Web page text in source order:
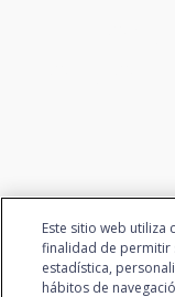
Este sitio web utiliza
finalidad de permitir
estadística,
hábitos de